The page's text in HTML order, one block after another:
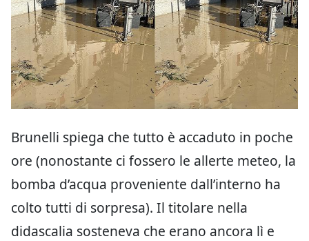
Brunelli spiega che tutto è accaduto in poche
ore (nonostante ci fossero le allerte meteo, la
bomba d’acqua proveniente dall’interno ha
colto tutti di sorpresa). Il titolare nella
didascalia sosteneva che erano ancora lì e